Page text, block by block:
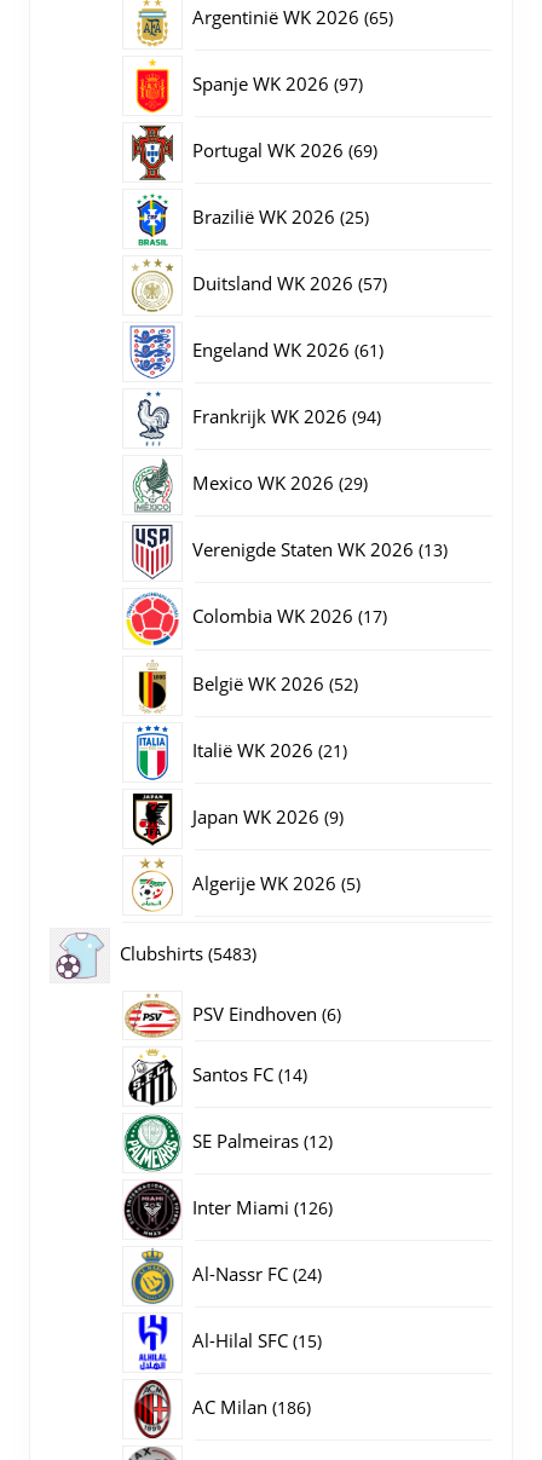
Argentinië WK 2026 6565
Spanje WK 2026 9797
Portugal WK 2026 6969
Brazilië WK 2026 2525
Duitsland WK 2026 5757
Engeland WK 2026 6161
Frankrijk WK 2026 9494
Mexico WK 2026 2929
Verenigde Staten WK 2026 1313
Colombia WK 2026 1717
België WK 2026 5252
Italië WK 2026 2121
Japan WK 2026 99
Algerije WK 2026 55
Clubshirts 54835483
producten
PSV Eindhoven 66
Santos FC 1414
SE Palmeiras 1212
Inter Miami 126126
Al-Nassr FC 2424
Al-Hilal SFC 1515
AC Milan 186186